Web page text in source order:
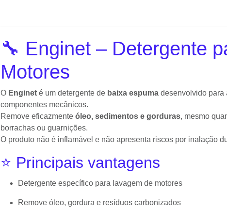
🔧 Enginet – Detergente
Motores
O Enginet é um detergente de baixa espuma desenvolvido para
componentes mecânicos.
Remove eficazmenteóleo, sedimentos e gorduras, mesmo
borrachas ou guarnições.
O produto não é inflamável e não apresenta riscos por inalação
⭐ Principais vantagens
Detergente específico para lavagem de motores
Remove óleo, gordura e resíduos carbonizados